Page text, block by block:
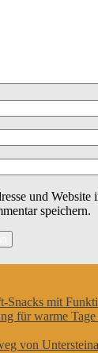
und Website
speichern.
Snacks mit
für warme
von